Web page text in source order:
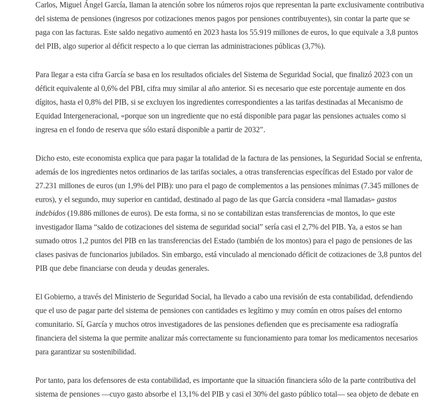
Carlos, Miguel Ángel García, llaman la atención sobre los números rojos que representan la parte exclusivamente contributiva
del sistema de pensiones (ingresos por cotizaciones menos pagos por pensiones contribuyentes), sin contar la parte que se
paga con las facturas. Este saldo negativo aumentó en 2023 hasta los 55.919 millones de euros, lo que equivale a 3,8 puntos
del PIB, algo superior al déficit respecto a lo que cierran las administraciones públicas (3,7%).
Para llegar a esta cifra García se basa en los resultados oficiales del Sistema de Seguridad Social, que finalizó 2023 con un
déficit equivalente al 0,6% del PBI, cifra muy similar al año anterior. Si es necesario que este porcentaje aumente en dos
dígitos, hasta el 0,8% del PIB, si se excluyen los ingredientes correspondientes a las tarifas destinadas al Mecanismo de
Equidad Intergeneracional, «porque son un ingrediente que no está disponible para pagar las pensiones actuales como si
ingresa en el fondo de reserva que sólo estará disponible a partir de 2032″.
Dicho esto, este economista explica que para pagar la totalidad de la factura de las pensiones, la Seguridad Social se enfrenta,
además de los ingredientes netos ordinarios de las tarifas sociales, a otras transferencias específicas del Estado por valor de
27.231 millones de euros (un 1,9% del PIB): uno para el pago de complementos a las pensiones mínimas (7.345 millones de
euros), y el segundo, muy superior en cantidad, destinado al pago de las que García considera «mal llamadas» gastos
indebidos (19.886 millones de euros). De esta forma, si no se contabilizan estas transferencias de montos, lo que este
investigador llama “saldo de cotizaciones del sistema de seguridad social” sería casi el 2,7% del PIB. Ya, a estos se han
sumado otros 1,2 puntos del PIB en las transferencias del Estado (también de los montos) para el pago de pensiones de las
clases pasivas de funcionarios jubilados. Sin embargo, está vinculado al mencionado déficit de cotizaciones de 3,8 puntos del
PIB que debe financiarse con deuda y deudas generales.
El Gobierno, a través del Ministerio de Seguridad Social, ha llevado a cabo una revisión de esta contabilidad, defendiendo
que el uso de pagar parte del sistema de pensiones con cantidades es legítimo y muy común en otros países del entorno
comunitario. Sí, García y muchos otros investigadores de las pensiones defienden que es precisamente esa radiografía
financiera del sistema la que permite analizar más correctamente su funcionamiento para tomar los medicamentos necesarios
para garantizar su sostenibilidad.
Por tanto, para los defensores de esta contabilidad, es importante que la situación financiera sólo de la parte contributiva del
sistema de pensiones —cuyo gasto absorbe el 13,1% del PIB y casi el 30% del gasto público total— sea objeto de debate en